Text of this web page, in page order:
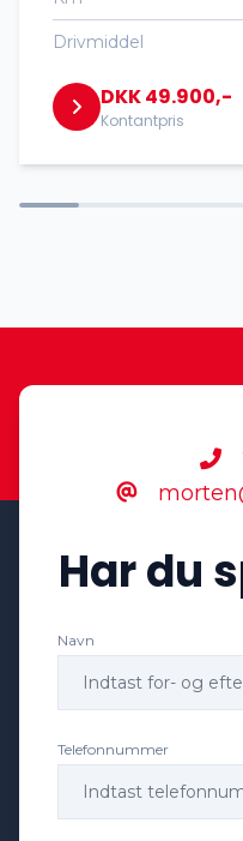
Drivmiddel
DKK 49.900,-
Kontantpris
Har du
Navn
Telefonnummer